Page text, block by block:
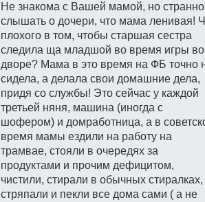
Не знакома с Вашей мамой, но странно
слышать о дочери, что мама ленивая!
плохого в том, чтобы старшая сестра
следила ща младшой во время игры во
дворе? Мама в это время на ФБ точно
сидела, а делала свои домашние дела,
придя со службы! Это сейчас у каждой
третьей няня, машина (иногда с
шофером) и домработница, а в
время мамы ездили на работу на
трамвае, стояли в очередях за
продуктами и прочим дефицитом,
чистили, стирали в обычных стиралках,
стряпали и пекли все дома сами ( а не